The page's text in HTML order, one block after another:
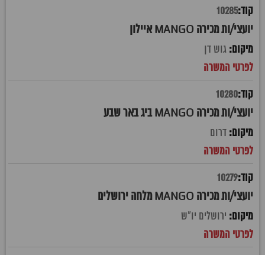
10285
יועצי/ות מכירה MANGO איילון
גוש דן
10280
יועצי/ות מכירה MANGO ביג באר שבע
דרום
10279
יועצי/ות מכירה MANGO מלחה ירושלים
ירושלים יו"ש